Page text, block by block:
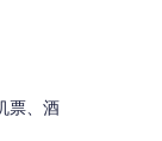
票、酒